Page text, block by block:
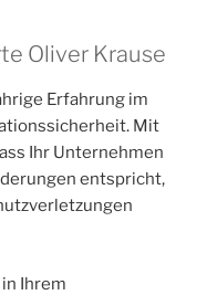
Oliver Krause
Erfahrung im
Mit
Ihr Unternehmen
entspricht,
Ihrem